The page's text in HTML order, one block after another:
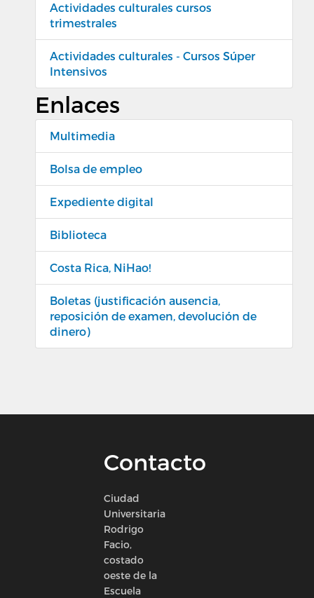
Actividades culturales cursos
trimestrales
Actividades culturales - Cursos Súper
Intensivos
Enlaces
Multimedia
Bolsa de empleo
Expediente digital
Biblioteca
Costa Rica, NiHao!
Boletas (justificación ausencia,
reposición de examen, devolución de
dinero)
Contacto
Ciudad
Universitaria
Rodrigo
Facio,
costado
oeste de la
Escuela